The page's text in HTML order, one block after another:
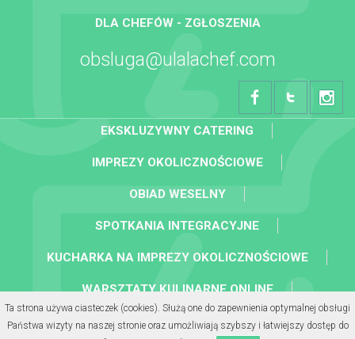
DLA CHEFÓW - ZGŁOSZENIA
obsluga@ulalachef.com
EKSKLUZYWNY CATERING
IMPREZY OKOLICZNOŚCIOWE
OBIAD WESELNY
SPOTKANIA INTEGRACYJNE
KUCHARKA NA IMPREZY OKOLICZNOŚCIOWE
WARSZTATY KULINARNE ONLINE
KOLACJA BIZNESOWA
Ta strona używa ciasteczek (cookies). Służą one do zapewnienia optymalnej obsługi
Państwa wizyty na naszej stronie oraz umożliwiają szybszy i łatwiejszy dostęp do